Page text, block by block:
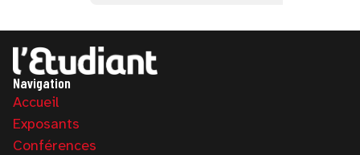
Navigation
Accueil
Exposants
Conférences